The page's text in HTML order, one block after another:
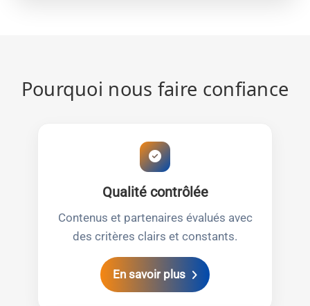
Pourquoi nous faire confiance
Qualité contrôlée
Contenus et partenaires évalués avec
des critères clairs et constants.
En savoir plus